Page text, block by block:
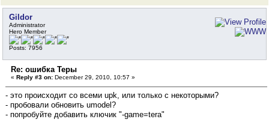
Gildor
Administrator
Hero Member
Posts: 7956
Re: ошибка Теры
« Reply #3 on: December 29, 2010, 10:57 »
- это происходит со всеми upk, или только с некоторыми?
- пробовали обновить umodel?
- попробуйте добавить ключик "-game=tera"